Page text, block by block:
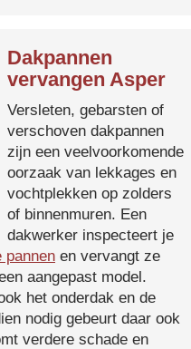
Dakpannen
vervangen Asper
Versleten, gebarsten of
verschoven dakpannen
zijn een veelvoorkomende
oorzaak van lekkages en
vochtplekken op zolders
of binnenmuren. Een
dakwerker inspecteert je
pannen en vervangt ze
aangepast model.
het onderdak en de
nodig gebeurt daar ook
verdere schade en